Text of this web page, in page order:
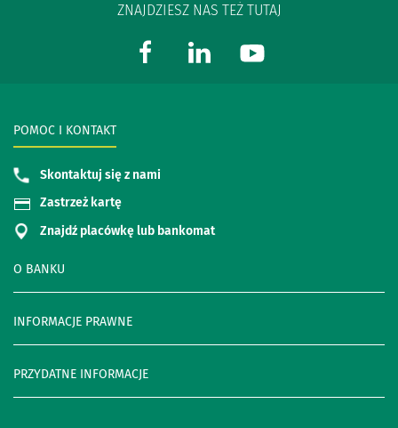
ZNAJDZIESZ NAS TEŻ TUTAJ
O BANKU
INFORMACJE PRAWNE
PRZYDATNE INFORMACJE
POMOC I KONTAKT
Skontaktuj się z nami
Zastrzeż kartę
Znajdź placówkę lub bankomat